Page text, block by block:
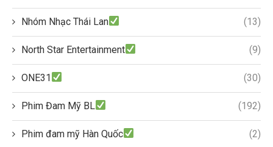
Nhóm Nhạc Thái Lan (13)
North Star Entertainment (9)
ONE31 (30)
Phim Đam Mỹ BL (192)
Phim đam mỹ Hàn Quốc (2)